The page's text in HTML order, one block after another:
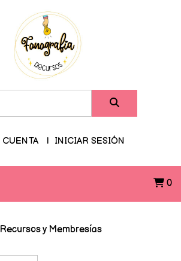
INICIAR SESIÓN
0
y Membresías